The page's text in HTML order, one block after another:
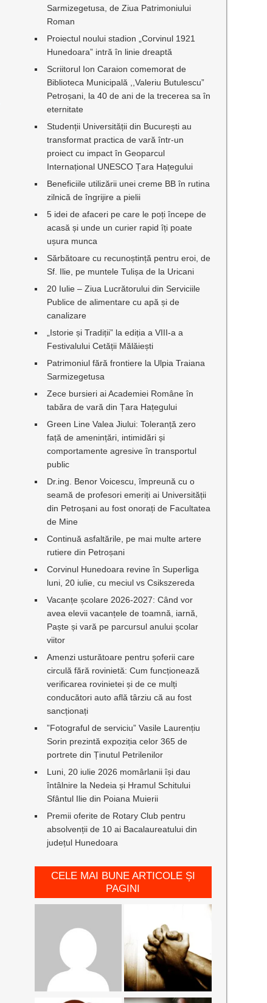
Sarmizegetusa, de Ziua Patrimoniului
Roman
Proiectul noului stadion „Corvinul 1921
Hunedoara” intră în linie dreaptă
Scriitorul Ion Caraion comemorat de
Biblioteca Municipală ,,Valeriu Butulescu”
Petroșani, la 40 de ani de la trecerea sa în
eternitate
Studenții Universității din București au
transformat practica de vară într-un
proiect cu impact în Geoparcul
Internațional UNESCO Țara Hațegului
Beneficiile utilizării unei creme BB în rutina
zilnică de îngrijire a pielii
5 idei de afaceri pe care le poți începe de
acasă și unde un curier rapid îți poate
ușura munca
Sărbătoare cu recunoștință pentru eroi, de
Sf. Ilie, pe muntele Tulișa de la Uricani
20 Iulie – Ziua Lucrătorului din Serviciile
Publice de alimentare cu apă și de
canalizare
„Istorie și Tradiții” la ediția a VIII-a a
Festivalului Cetății Mălăiești
Patrimoniul fără frontiere la Ulpia Traiana
Sarmizegetusa
Zece bursieri ai Academiei Române în
tabăra de vară din Țara Hațegului
Green Line Valea Jiului: Toleranță zero
față de amenințări, intimidări și
comportamente agresive în transportul
public
Dr.ing. Benor Voicescu, împreună cu o
seamă de profesori emeriți ai Universității
din Petroșani au fost onorați de Facultatea
de Mine
Continuă asfaltările, pe mai multe artere
rutiere din Petroșani
Corvinul Hunedoara revine în Superliga
luni, 20 iulie, cu meciul vs Csikszereda
Vacanțe școlare 2026-2027: Când vor
avea elevii vacanțele de toamnă, iarnă,
Paște și vară pe parcursul anului școlar
viitor
Amenzi usturătoare pentru șoferii care
circulă fără rovinietă: Cum funcționează
verificarea rovinietei și de ce mulți
conducători auto află târziu că au fost
sancționați
”Fotograful de serviciu” Vasile Laurențiu
Sorin prezintă expoziția celor 365 de
portrete din Ținutul Petrilenilor
Luni, 20 iulie 2026 momârlanii își dau
întâlnire la Nedeia și Hramul Schitului
Sfântul Ilie din Poiana Muierii
Premii oferite de Rotary Club pentru
absolvenții de 10 ai Bacalaureatului din
județul Hunedoara
CELE MAI BUNE ARTICOLE ȘI
PAGINI